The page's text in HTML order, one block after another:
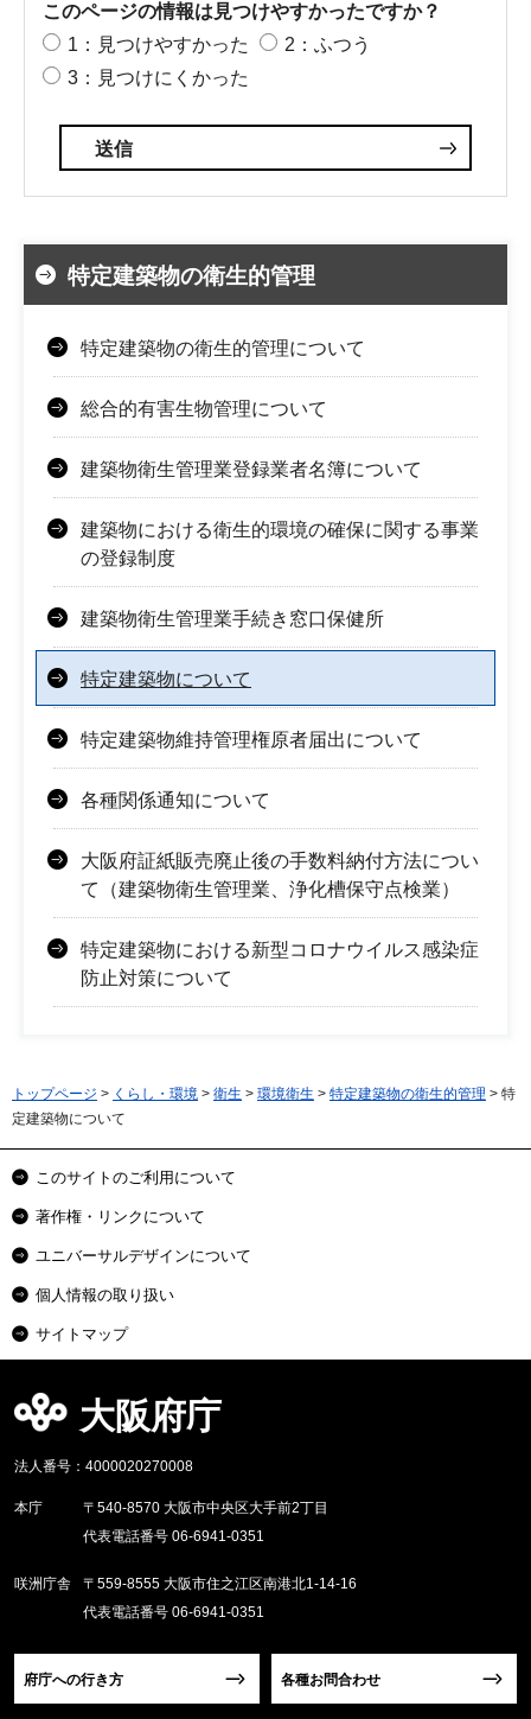
このページの情報は見つけやすかったですか？
1：見つけやすかった
2：ふつう
3：見つけにくかった
特定建築物の衛生的管理
特定建築物の衛生的管理について
総合的有害生物管理について
建築物衛生管理業登録業者名簿について
建築物における衛生的環境の確保に関する事業
の登録制度
建築物衛生管理業手続き窓口保健所
特定建築物について
特定建築物維持管理権原者届出について
各種関係通知について
大阪府証紙販売廃止後の手数料納付方法につい
て（建築物衛生管理業、浄化槽保守点検業）
特定建築物における新型コロナウイルス感染症
防止対策について
トップページ > くらし・環境 > 衛生 > 環境衛生 > 特定建築物の衛生的管理 > 特
定建築物について
このサイトのご利用について
著作権・リンクについて
ユニバーサルデザインについて
個人情報の取り扱い
サイトマップ
大阪府庁
法人番号：4000020270008
本庁
〒540-8570 大阪市中央区大手前2丁目
代表電話番号 06-6941-0351
咲洲庁舎
〒559-8555 大阪市住之江区南港北1-14-16
代表電話番号 06-6941-0351
府庁への行き方 各種お問合わせ